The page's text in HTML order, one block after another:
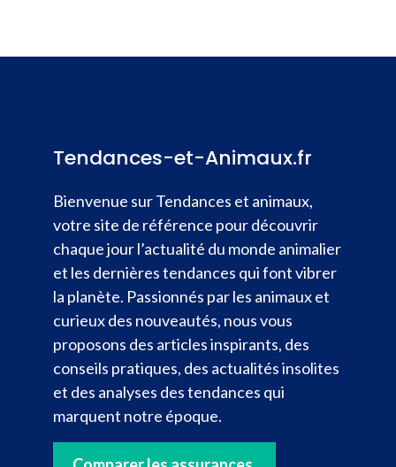
Tendances-et-Animaux.fr
Bienvenue sur Tendances et animaux,
votre site de référence pour découvrir
chaque jour l’actualité du monde animalier
et les dernières tendances qui font vibrer
la planète. Passionnés par les animaux et
curieux des nouveautés, nous vous
proposons des articles inspirants, des
conseils pratiques, des actualités insolites
et des analyses des tendances qui
marquent notre époque.